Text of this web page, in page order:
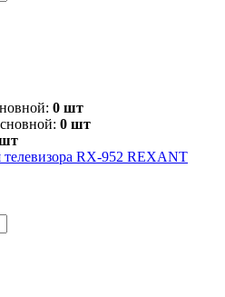
0 шт
0 шт
телевизора RX-952 REXANT